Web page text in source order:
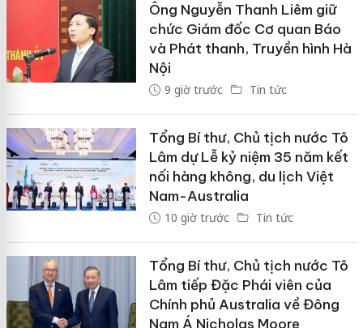
Ông Nguyễn Thanh Liêm giữ
chức Giám đốc Cơ quan Báo
và Phát thanh, Truyền hình Hà
Nội
9 giờ trước Tin tức
Tổng Bí thư, Chủ tịch nước Tô
Lâm dự Lễ kỷ niệm 35 năm kết
nối hàng không, du lịch Việt
Nam-Australia
10 giờ trước Tin tức
Tổng Bí thư, Chủ tịch nước Tô
Lâm tiếp Đặc Phái viên của
Chính phủ Australia về Đông
Nam Á Nicholas Moore